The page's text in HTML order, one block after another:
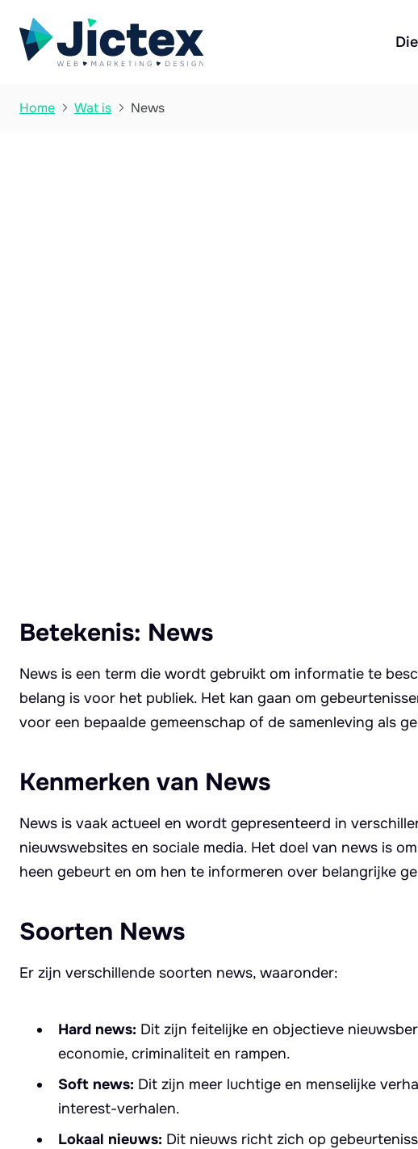
Home  Wat is  News
Betekenis: News
News is een term die wordt gebruikt om informatie te
belang is voor het publiek. Het kan gaan om
voor een bepaalde gemeenschap of de samenleving als
Kenmerken van News
News is vaak actueel en wordt gepresenteerd in
nieuwswebsites en sociale media. Het doel van news is
heen gebeurt en om hen te informeren over belangrijke
Soorten News
Er zijn verschillende soorten news, waaronder:
Hard news: Dit zijn feitelijke en objectieve
economie, criminaliteit en rampen.
Soft news: Dit zijn meer luchtige en menselijke
interest-verhalen.
Lokaal nieuws: Dit nieuws richt zich op